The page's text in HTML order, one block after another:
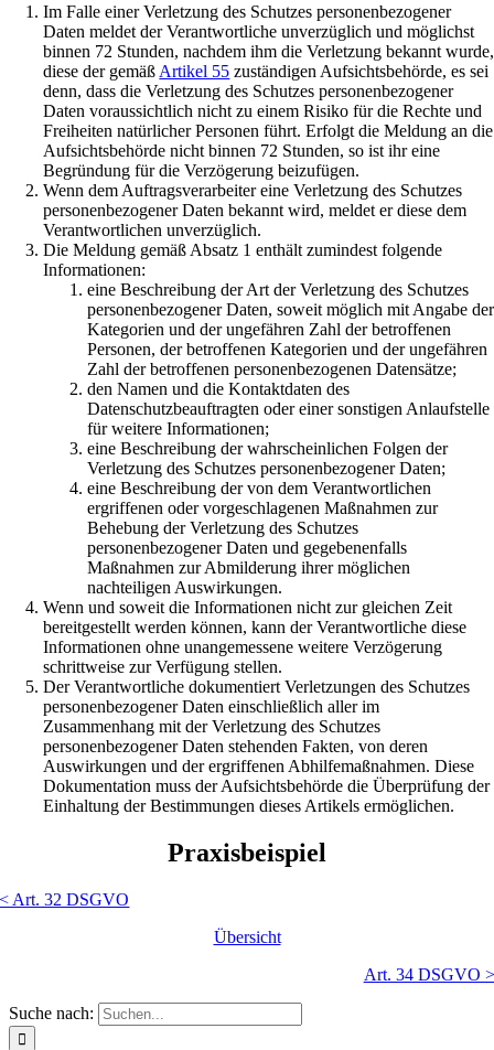
Im Falle einer Verletzung des Schutzes personenbezogener
Daten meldet der Verantwortliche unverzüglich und möglichst
binnen 72 Stunden, nachdem ihm die Verletzung bekannt wurde,
diese der gemäß Artikel 55 zuständigen Aufsichtsbehörde, es sei
denn, dass die Verletzung des Schutzes personenbezogener
Daten voraussichtlich nicht zu einem Risiko für die Rechte und
Freiheiten natürlicher Personen führt. Erfolgt die Meldung an die
Aufsichtsbehörde nicht binnen 72 Stunden, so ist ihr eine
Begründung für die Verzögerung beizufügen.
Wenn dem Auftragsverarbeiter eine Verletzung des Schutzes
personenbezogener Daten bekannt wird, meldet er diese dem
Verantwortlichen unverzüglich.
Die Meldung gemäß Absatz 1 enthält zumindest folgende
Informationen:
eine Beschreibung der Art der Verletzung des Schutzes
personenbezogener Daten, soweit möglich mit Angabe der
Kategorien und der ungefähren Zahl der betroffenen
Personen, der betroffenen Kategorien und der ungefähren
Zahl der betroffenen personenbezogenen Datensätze;
den Namen und die Kontaktdaten des
Datenschutzbeauftragten oder einer sonstigen Anlaufstelle
für weitere Informationen;
eine Beschreibung der wahrscheinlichen Folgen der
Verletzung des Schutzes personenbezogener Daten;
eine Beschreibung der von dem Verantwortlichen
ergriffenen oder vorgeschlagenen Maßnahmen zur
Behebung der Verletzung des Schutzes
personenbezogener Daten und gegebenenfalls
Maßnahmen zur Abmilderung ihrer möglichen
nachteiligen Auswirkungen.
Wenn und soweit die Informationen nicht zur gleichen Zeit
bereitgestellt werden können, kann der Verantwortliche diese
Informationen ohne unangemessene weitere Verzögerung
schrittweise zur Verfügung stellen.
Der Verantwortliche dokumentiert Verletzungen des Schutzes
personenbezogener Daten einschließlich aller im
Zusammenhang mit der Verletzung des Schutzes
personenbezogener Daten stehenden Fakten, von deren
Auswirkungen und der ergriffenen Abhilfemaßnahmen. Diese
Dokumentation muss der Aufsichtsbehörde die Überprüfung der
Einhaltung der Bestimmungen dieses Artikels ermöglichen.
Praxisbeispiel
< Art. 32 DSGVO
Übersicht
Art. 34 DSGVO >
Suche nach: